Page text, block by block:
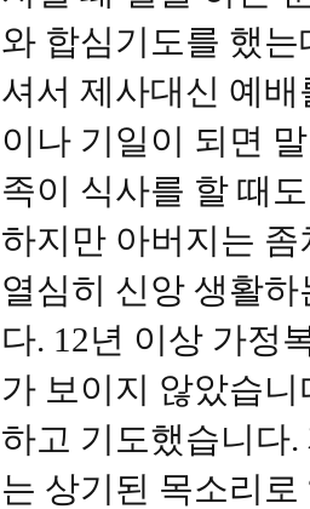
와 합심기도를 했
셔서 제사대신 예
이나 기일이 되면
족이 식사를 할 때
하지만 아버지는
열심히 신앙 생활
다. 12년 이상 가정
가 보이지 않았습
하고 기도했습니다
는 상기된 목소리